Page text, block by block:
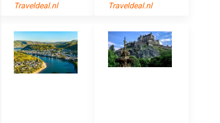
Traveldeal.nl
Traveldeal.nl